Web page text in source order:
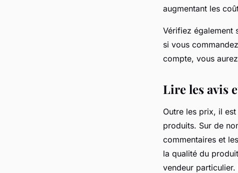
augmentant les
Vérifiez également
si vous
compte, vous
Lire les avis
Outre les prix, il
produits. Sur de
commentaires et
la qualité du
vendeur